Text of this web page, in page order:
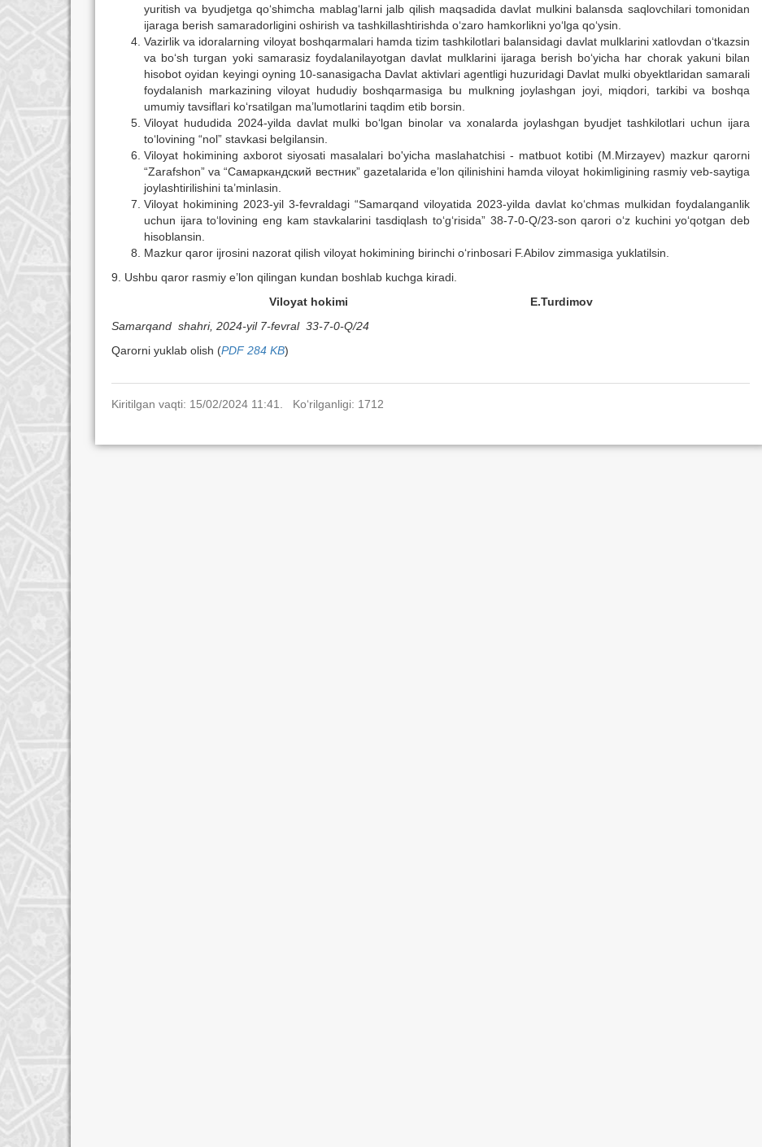
yuritish va byudjetga qo‘shimcha mablag‘larni jalb qilish maqsadida davlat mulkini balansda saqlovchilari tomonidan
ijaraga berish samaradorligini oshirish va tashkillashtirishda o‘zaro hamkorlikni yo‘lga qo‘ysin.
Vazirlik va idoralarning viloyat boshqarmalari hamda tizim tashkilotlari balansidagi davlat mulklarini xatlovdan o‘tkazsin
va bo‘sh turgan yoki samarasiz foydalanilayotgan davlat mulklarini ijaraga berish bo‘yicha har chorak yakuni bilan
hisobot oyidan keyingi oyning 10-sanasigacha Davlat aktivlari agentligi huzuridagi Davlat mulki obyektlaridan samarali
foydalanish markazining viloyat hududiy boshqarmasiga bu mulkning joylashgan joyi, miqdori, tarkibi va boshqa
umumiy tavsiflari ko‘rsatilgan ma’lumotlarini taqdim etib borsin.
Viloyat hududida 2024-yilda davlat mulki bo‘lgan binolar va xonalarda joylashgan byudjet tashkilotlari uchun ijara
to‘lovining “nol” stavkasi belgilansin.
Viloyat hokimining axborot siyosati masalalari bo'yicha maslahatchisi - matbuot kotibi (M.Mirzayev) mazkur qarorni
“Zarafshon” va “Самаркандский вестник” gazetalarida e’lon qilinishini hamda viloyat hokimligining rasmiy veb-saytiga
joylashtirilishini ta’minlasin.
Viloyat hokimining 2023-yil 3-fevraldagi “Samarqand viloyatida 2023-yilda davlat ko‘chmas mulkidan foydalanganlik
uchun ijara to‘lovining eng kam stavkalarini tasdiqlash to‘g‘risida” 38-7-0-Q/23-son qarori o‘z kuchini yo‘qotgan deb
hisoblansin.
Mazkur qaror ijrosini nazorat qilish viloyat hokimining birinchi o‘rinbosari F.Abilov zimmasiga yuklatilsin.
9. Ushbu qaror rasmiy e’lon qilingan kundan boshlab kuchga kiradi.
Viloyat hokimi E.Turdimov
Samarqand shahri, 2024-yil 7-fevral 33-7-0-Q/24
Qarorni yuklab olish (PDF 284 KB)
Kiritilgan vaqti: 15/02/2024 11:41. Ko‘rilganligi: 1712